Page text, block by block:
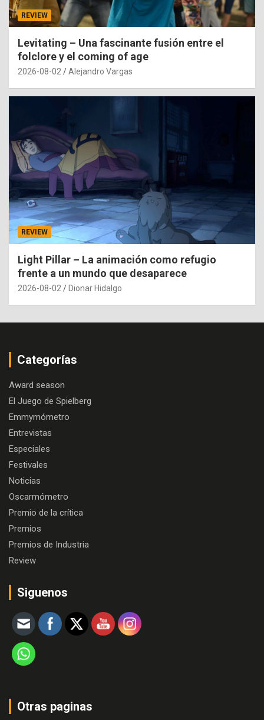
REVIEW
Levitating – Una fascinante fusión entre el
folclore y el coming of age
2026-08-02 Alejandro Vargas
REVIEW
Light Pillar – La animación como refugio
frente a un mundo que desaparece
2026-08-02 Dionar Hidalgo
Categorías
Award season
El Juego de Spielberg
Emmymómetro
Entrevistas
Especiales
Festivales
Noticias
Oscarmómetro
Premio de la crítica
Premios
Premios de Industria
Review
Siguenos
Otras paginas